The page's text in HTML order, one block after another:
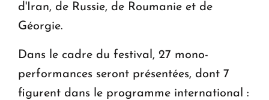
d'Iran, de Russie, de Roumanie et de
Géorgie.
Dans le cadre du festival, 27 mono-
performances seront présentées, dont 7
figurent dans le programme international :